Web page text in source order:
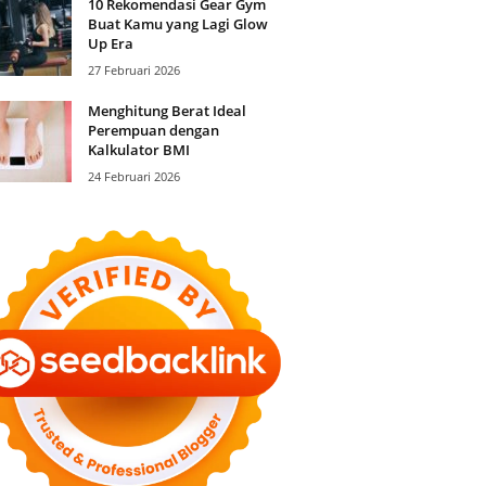
10 Rekomendasi Gear Gym
Buat Kamu yang Lagi Glow
Up Era
27 Februari 2026
Menghitung Berat Ideal
Perempuan dengan
Kalkulator BMI
24 Februari 2026